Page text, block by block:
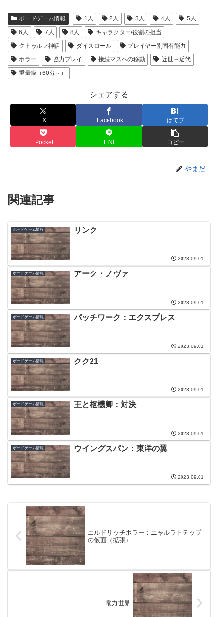
ボードゲーム情報 1人 2人 3人 4人
5人
6人
7人 8人
キャラクター/役割の担当
クトゥルフ神話
ダイスロール
プレイヤー別固有能力
ホラー
協力プレイ 接続マスへの移動
近世～近代
重量級（60分～）
シェアする
X Facebook はてブ
Pocket LINE コピー
やまだ
関連記事
ボードゲーム情報 リンク
2023.09.01
ボードゲーム情報 アーク・ノヴァ
2023.09.01
ボードゲーム情報 パッチワーク：エクスプレス
2023.09.01
ボードゲーム情報 クク21
2023.09.01
ボードゲーム情報 王と枢機卿：対決
2023.09.01
ボードゲーム情報 ウイングスパン：東洋の翼
2023.09.01
エルドリッチホラー：ニャルラトテップ
の仮面（拡張）
電力世界